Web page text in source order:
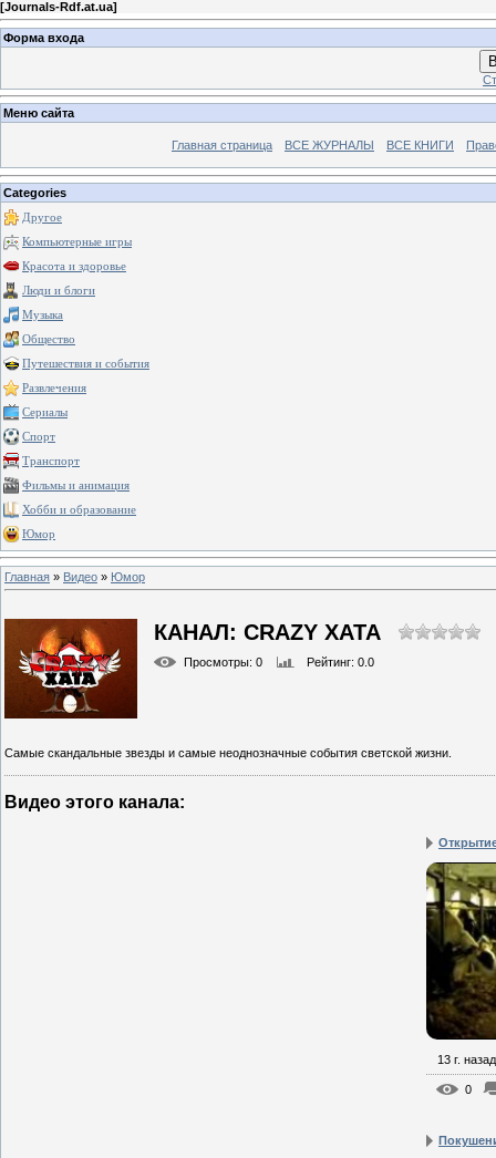
[Journals-Rdf.at.ua]
Форма входа
Меню сайта
Главная страница ВСЕ ЖУРНАЛЫ ВСЕ КНИГИ
Categories
Другое
Компьютерные игры
Красота и здоровье
Люди и блоги
Музыка
Общество
Путешествия и события
Развлечения
Сериалы
Спорт
Транспорт
Фильмы и анимация
Хобби и образование
Юмор
Главная » Видео » Юмор
КАНАЛ: CRAZY ХАТА
Просмотры: 0 Рейтинг: 0.0
Самые скандальные звезды и самые неоднозначные события светской жизни.
Видео этого канала:
13 г. назад
0